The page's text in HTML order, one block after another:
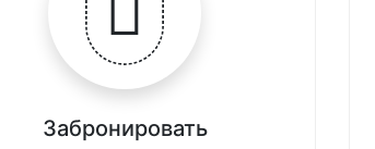
Забронировать